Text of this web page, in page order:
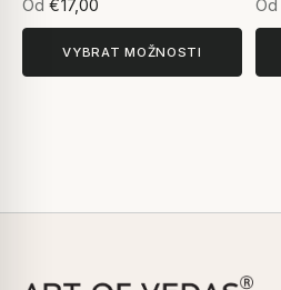
Od €17,00
VYBRAT MOŽNOSTI
Od